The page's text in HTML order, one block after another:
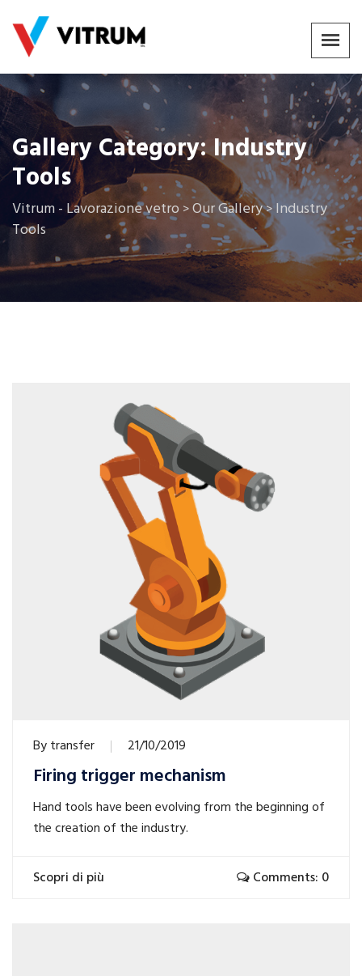
Gallery Category:Industry
Tools
Vitrum - Lavorazione vetro >Our Gallery>Industry
Tools
Bytransfer 21/10/2019
Firing trigger mechanism
Hand tools have been evolving from the beginning of
the creation of the industry.
Scopri di più Comments: 0